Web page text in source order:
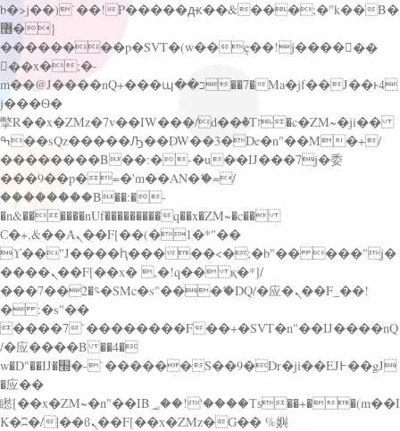
b�>j��)΄��!P�����ԫ��&���;�"k��B�
޶�}
��������p�SVT�(w��ę��!j������
��x�;�-
m��@J����nQ+���պ��כ��7�Ma�jf��J��ͱ4
j���Ѳ�
撆R��x�ZMz�7v��IW���/d��ٞ�Тז�c�ZM~�ji��
ߒ��sQz�����Ԡ��DW��3�De�n"��M�+/
��������B��:�-�u��IJ���7j�委
���9��p�=�'m��AN�ޭ�=/
��������B��:�-
�n&������nUf���������q��x�ZM~�c��
Ϲ�+,&��Ὰܢ��F[��(�1�*"��
ϒ��"J����ԧ�����<�;�b"�� ���"j�
����ܢ��F[��x� ,�!q�� қ�*]/
���؝�2��7�SMc�s"���ޭ�DQ/�应�ܢ��F_��!
� :�s"��
����7`��������F��+�SVT�n"��IJ����nQ
/�应����B ��4�
w�D"��IJ�׭�-`������S��9�Dr�ji��EJ߅��gJ
�应��
矁[��x�ZM~�n"��IB؃��!'����Тѕ��+��(m��I
K�ʭ�/|��ϐܢ��F[��x�ZMz�G�� %嬩